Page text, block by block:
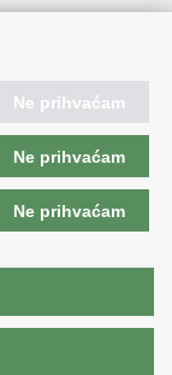
Ne prihvaćam
Ne prihvaćam
Ne prihvaćam